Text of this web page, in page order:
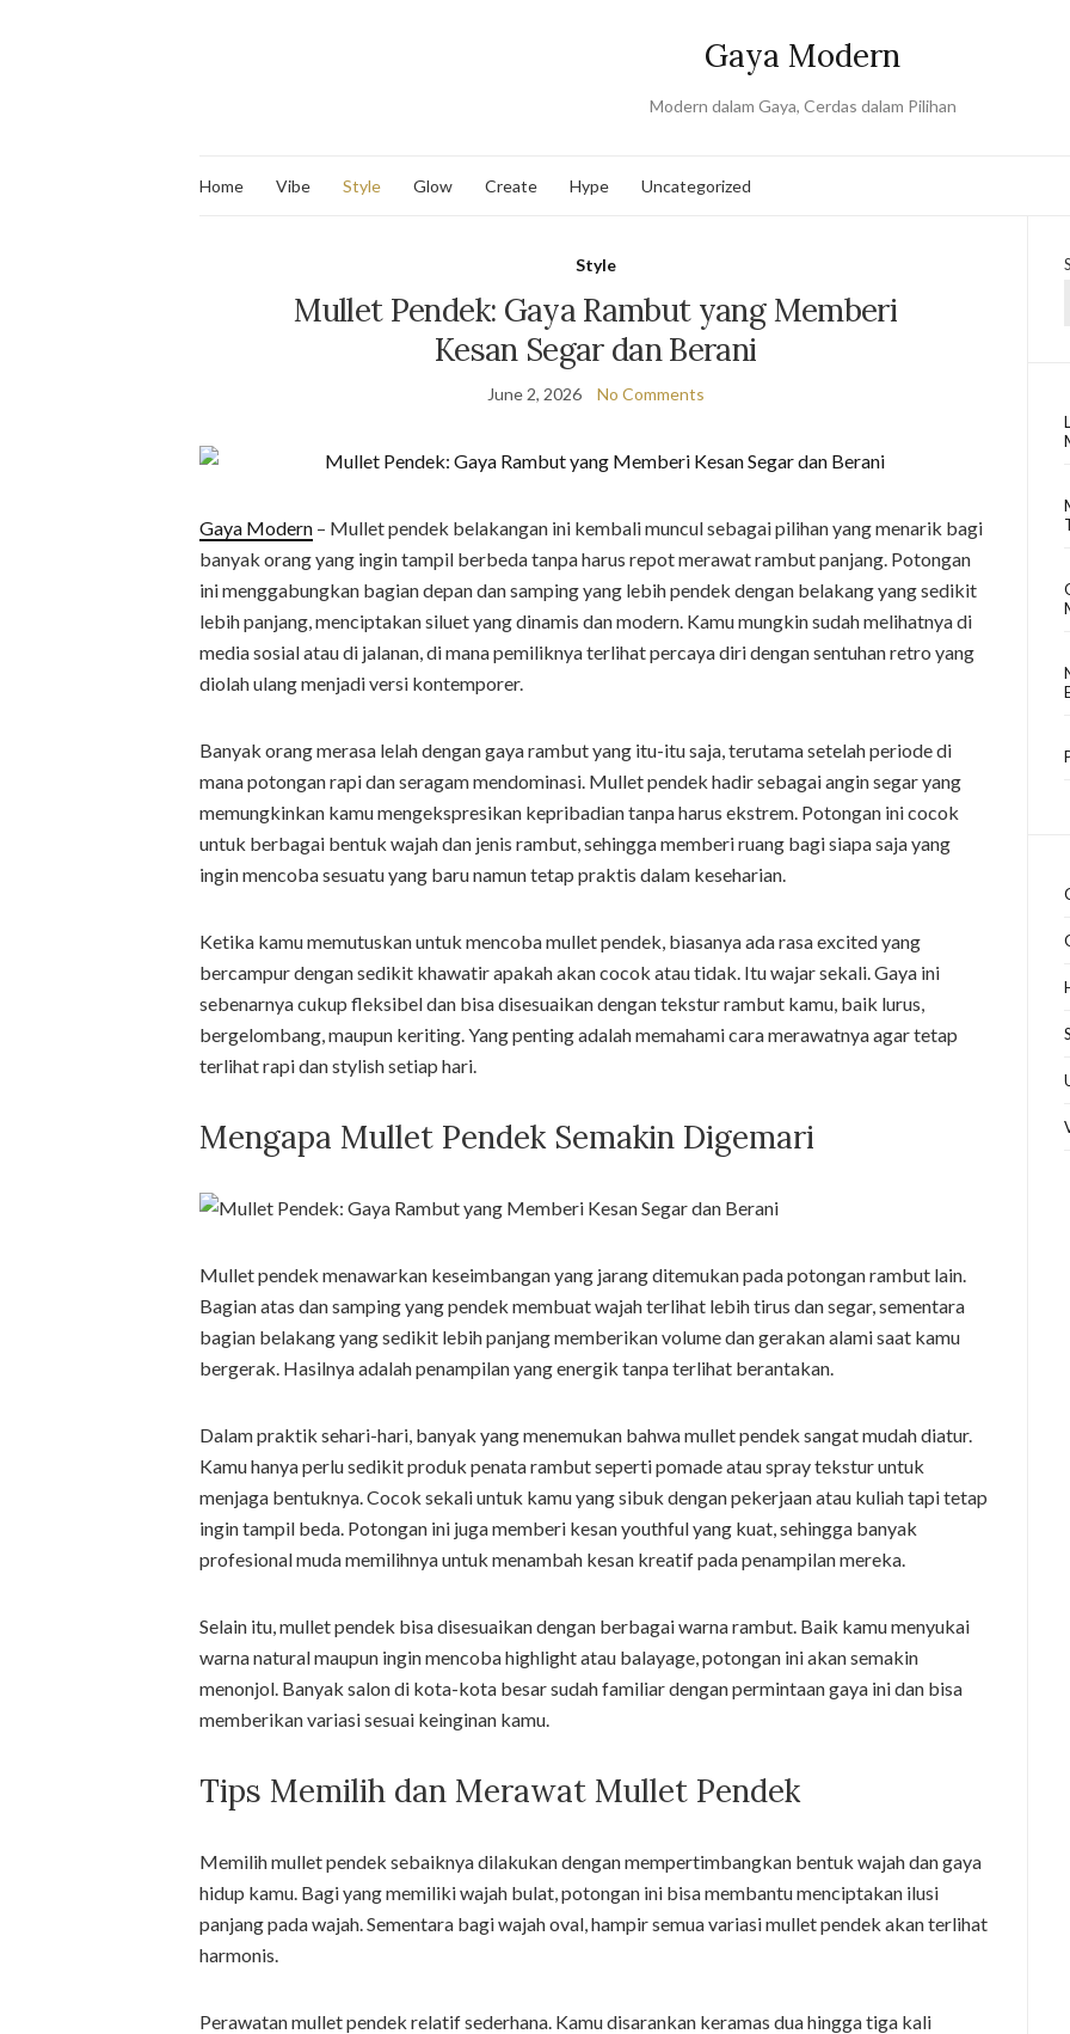
Gaya Modern
Modern dalam Gaya, Cerdas dalam Pilihan
Home Vibe Style Glow Create Hype Uncategorized
Style
Mullet Pendek: Gaya Rambut yang Memberi
Kesan Segar dan Berani
June 2, 2026 No Comments
Gaya Modern – Mullet pendek belakangan ini kembali muncul sebagai pilihan yang menarik bagi
banyak orang yang ingin tampil berbeda tanpa harus repot merawat rambut panjang. Potongan
ini menggabungkan bagian depan dan samping yang lebih pendek dengan belakang yang sedikit
lebih panjang, menciptakan siluet yang dinamis dan modern. Kamu mungkin sudah melihatnya di
media sosial atau di jalanan, di mana pemiliknya terlihat percaya diri dengan sentuhan retro yang
diolah ulang menjadi versi kontemporer.
Banyak orang merasa lelah dengan gaya rambut yang itu-itu saja, terutama setelah periode di
mana potongan rapi dan seragam mendominasi. Mullet pendek hadir sebagai angin segar yang
memungkinkan kamu mengekspresikan kepribadian tanpa harus ekstrem. Potongan ini cocok
untuk berbagai bentuk wajah dan jenis rambut, sehingga memberi ruang bagi siapa saja yang
ingin mencoba sesuatu yang baru namun tetap praktis dalam keseharian.
Ketika kamu memutuskan untuk mencoba mullet pendek, biasanya ada rasa excited yang
bercampur dengan sedikit khawatir apakah akan cocok atau tidak. Itu wajar sekali. Gaya ini
sebenarnya cukup fleksibel dan bisa disesuaikan dengan tekstur rambut kamu, baik lurus,
bergelombang, maupun keriting. Yang penting adalah memahami cara merawatnya agar tetap
terlihat rapi dan stylish setiap hari.
Mengapa Mullet Pendek Semakin Digemari
Mullet pendek menawarkan keseimbangan yang jarang ditemukan pada potongan rambut lain.
Bagian atas dan samping yang pendek membuat wajah terlihat lebih tirus dan segar, sementara
bagian belakang yang sedikit lebih panjang memberikan volume dan gerakan alami saat kamu
bergerak. Hasilnya adalah penampilan yang energik tanpa terlihat berantakan.
Dalam praktik sehari-hari, banyak yang menemukan bahwa mullet pendek sangat mudah diatur.
Kamu hanya perlu sedikit produk penata rambut seperti pomade atau spray tekstur untuk
menjaga bentuknya. Cocok sekali untuk kamu yang sibuk dengan pekerjaan atau kuliah tapi tetap
ingin tampil beda. Potongan ini juga memberi kesan youthful yang kuat, sehingga banyak
profesional muda memilihnya untuk menambah kesan kreatif pada penampilan mereka.
Selain itu, mullet pendek bisa disesuaikan dengan berbagai warna rambut. Baik kamu menyukai
warna natural maupun ingin mencoba highlight atau balayage, potongan ini akan semakin
menonjol. Banyak salon di kota-kota besar sudah familiar dengan permintaan gaya ini dan bisa
memberikan variasi sesuai keinginan kamu.
Tips Memilih dan Merawat Mullet Pendek
Memilih mullet pendek sebaiknya dilakukan dengan mempertimbangkan bentuk wajah dan gaya
hidup kamu. Bagi yang memiliki wajah bulat, potongan ini bisa membantu menciptakan ilusi
panjang pada wajah. Sementara bagi wajah oval, hampir semua variasi mullet pendek akan terlihat
harmonis.
Perawatan mullet pendek relatif sederhana. Kamu disarankan keramas dua hingga tiga kali